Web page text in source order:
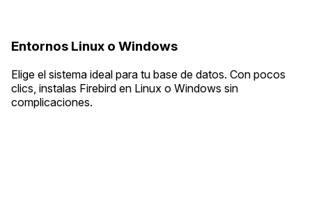
Entornos Linux o Windows
Elige el sistema ideal para tu base de datos. Con pocos
clics, instalas Firebird en Linux o Windows sin
complicaciones.